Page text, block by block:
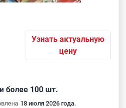
Узнать актуальную
цену
более 100 шт.
18 июля 2026 года.